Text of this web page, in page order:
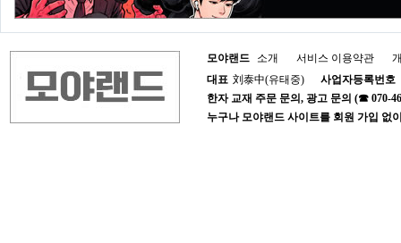
모야랜드 소개 서비스 이용약관
대표 刘泰中(유태중) 사업자등록번호
한자 교재 주문 문의, 광고 문의 (☎ 070-
누구나 모야랜드 사이트를 회원 가입 없